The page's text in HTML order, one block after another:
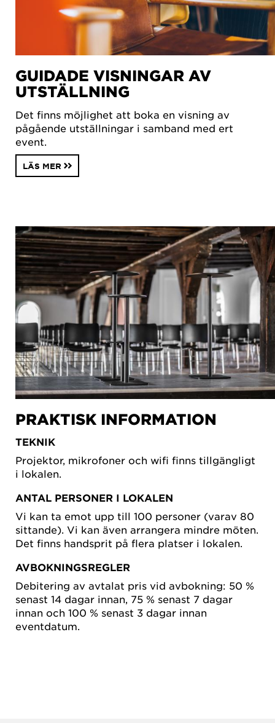
GUIDADE VISNINGAR AV
UTSTÄLLNING
Det finns möjlighet att boka en visning av
pågående utställningar i samband med ert
event.
LÄS MER
PRAKTISK INFORMATION
TEKNIK
Projektor, mikrofoner och wifi finns tillgängligt
i lokalen.
ANTAL PERSONER I LOKALEN
Vi kan ta emot upp till 100 personer (varav 80
sittande). Vi kan även arrangera mindre möten.
Det finns handsprit på flera platser i lokalen.
AVBOKNINGSREGLER
Debitering av avtalat pris vid avbokning: 50 %
senast 14 dagar innan, 75 % senast 7 dagar
innan och 100 % senast 3 dagar innan
eventdatum.